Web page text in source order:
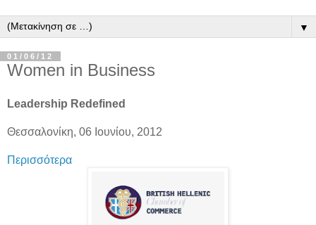
▼
01/06/12
Women in Business
Leadership Redefined
Θεσσαλονίκη, 06 Ιουνίου, 2012
Περισσότερα